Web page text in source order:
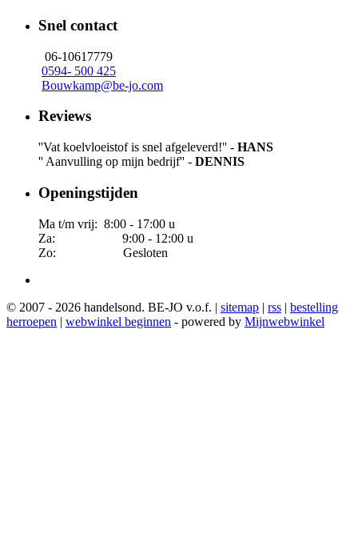
Snel contact
06-10617779
0594- 500 425
Bouwkamp@be-jo.com
Reviews
''Vat koelvloeistof is snel afgeleverd!'' - HANS
'' Aanvulling op mijn bedrijf'' - DENNIS
Openingstijden
Ma t/m vrij: 8:00 - 17:00 u
Za: 9:00 - 12:00 u
Zo: Gesloten
© 2007 - 2026 handelsond. BE-JO v.o.f. | sitemap | rss | bestelling
herroepen | webwinkel beginnen - powered by Mijnwebwinkel